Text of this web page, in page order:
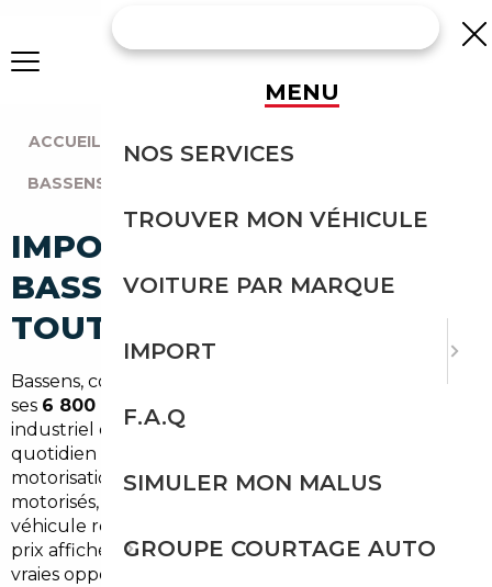
ACCUEIL AGENCE BORDEAUX
BASSENS (33530)
IMPORT VOITURE À
BASSENS : IMPORTEZ EN
TOUTE SÉCURITÉ
Bassens, commune de la métropole bordelaise avec
ses 6 800 habitants
industriel et portuaire, où la voiture reste un outil du
quotidien incontournable. Avec un taux de
motorisation élevé et des ménages souvent bi-
motorisés, la question du renouvellement du
véhicule revient régulièrement. Pourtant, entre les
prix affichés chez les concessionnaires bordelais et les
vraies opportunités que réserve le marché européen,
MENU
NOS SERVICES
TROUVER MON VÉHICULE
VOITURE PAR MARQUE
IMPORT
F.A.Q
SIMULER MON MALUS
GROUPE COURTAGE AUTO